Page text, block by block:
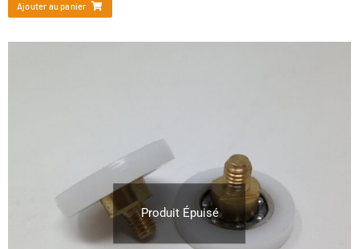
Ajouter au panier
Produit Épuisé